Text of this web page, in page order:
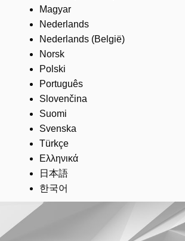
Magyar
Nederlands
Nederlands (België)
Norsk
Polski
Português
Slovenčina
Suomi
Svenska
Türkçe
Ελληνικά
日本語
한국어